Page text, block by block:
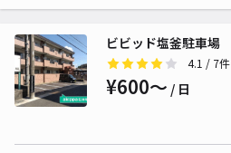
ビビッド塩釜駐車場
4.1 / 7件
¥600〜 / 日